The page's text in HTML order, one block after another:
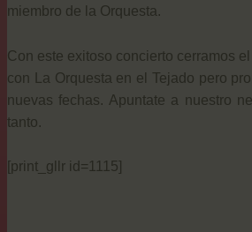
miembro de la Orquesta.
Con este exitoso concierto cerramos
con La Orquesta en el Tejado pero
nuevas fechas. Apuntate a nuestro
tanto.
[print_gllr id=1115]